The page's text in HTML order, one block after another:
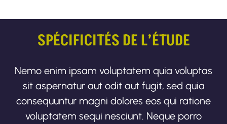
SPÉCIFICITÉS DE L’ÉTUDE
Nemo enim ipsam voluptatem quia voluptas
sit aspernatur aut odit aut fugit, sed quia
consequuntur magni dolores eos qui ratione
voluptatem sequi nesciunt. Neque porro